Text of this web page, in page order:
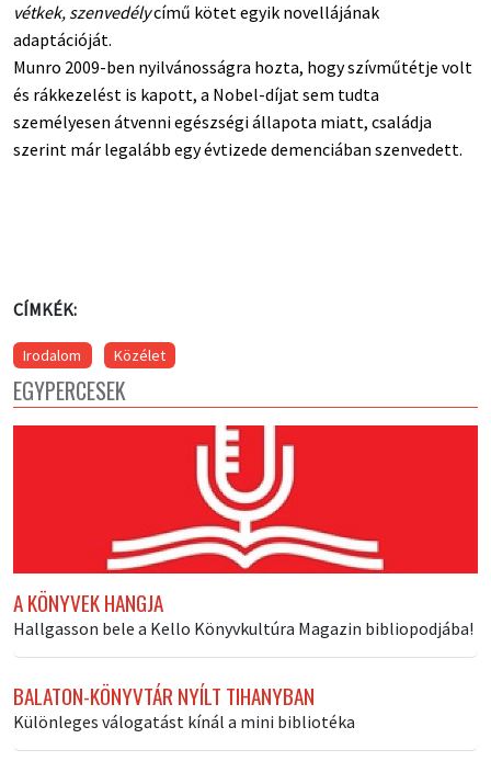
vétkek, szenvedélycímű kötet egyik novellájának
adaptációját.
Munro 2009-ben nyilvánosságra hozta, hogy szívműtétje volt
és rákkezelést is kapott, a Nobel-díjat sem tudta
személyesen átvenni egészségi állapota miatt, családja
szerint már legalább egy évtizede demenciában szenvedett.
CÍMKÉK:
Irodalom Közélet
EGYPERCESEK
A KÖNYVEK HANGJA
Hallgasson bele a Kello Könyvkultúra Magazin bibliopodjába!
BALATON-KÖNYVTÁR NYÍLT TIHANYBAN
Különleges válogatást kínál a mini bibliotéka